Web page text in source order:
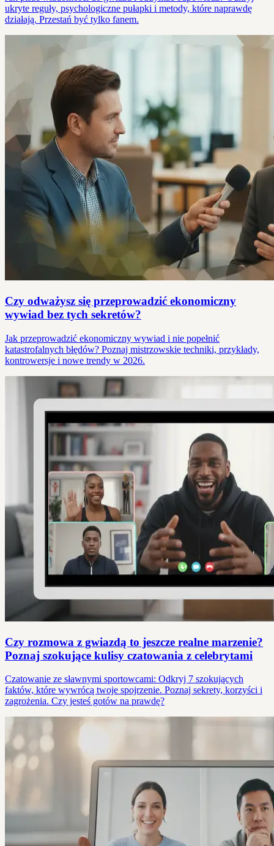
ukryte reguły, psychologiczne pułapki i metody, które naprawdę
działają. Przestań być tylko fanem.
Czy odważysz się przeprowadzić ekonomiczny
wywiad bez tych sekretów?
Jak przeprowadzić ekonomiczny wywiad i nie popełnić
katastrofalnych błędów? Poznaj mistrzowskie techniki, przykłady,
kontrowersje i nowe trendy w 2026.
Czy rozmowa z gwiazdą to jeszcze realne marzenie?
Poznaj szokujące kulisy czatowania z celebrytami
Czatowanie ze sławnymi sportowcami: Odkryj 7 szokujących
faktów, które wywrócą twoje spojrzenie. Poznaj sekrety, korzyści i
zagrożenia. Czy jesteś gotów na prawdę?